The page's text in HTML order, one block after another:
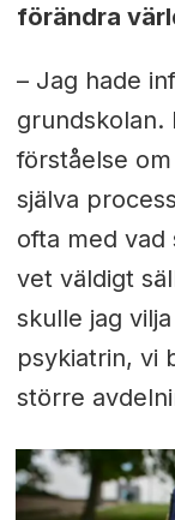
förändra
– Jag hade
grundskolan.
förståelse
själva
ofta med vad
vet väldigt
skulle jag
psykiatrin, vi
större